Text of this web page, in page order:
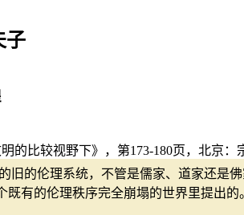
子
的比较视野下》，第173-180页，北京：
旧的伦理系统，不管是儒家、道家还
有的伦理秩序完全崩塌的世界里提出